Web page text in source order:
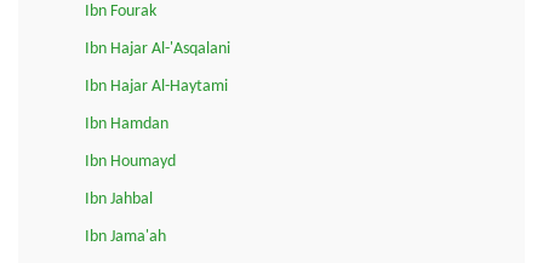
Ibn Fourak
Ibn Hajar Al-'Asqalani
Ibn Hajar Al-Haytami
Ibn Hamdan
Ibn Houmayd
Ibn Jahbal
Ibn Jama'ah